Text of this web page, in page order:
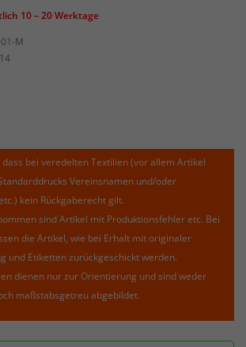
10 – 20 Werktage
M
bei veredelten Textilien (vor allem Artikel
Vereinsnamen und/oder
kein Rückgaberecht gilt.
sind Artikel mit Produktionsfehler etc. Bei
die Artikel, wie bei Erhalt mit originaler
und Etiketten zurückgeschickt werden.
dienen nur zur Orientierung und sind weder
maßstabsgetreu abgebildet.